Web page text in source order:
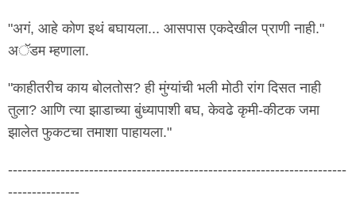
"अगं, आहे कोण इथं बघायला... आसपास एकदेखील प्राणी नाही."
अॅडम म्हणाला.
"काहीतरीच काय बोलतोस? ही मुंग्यांची भली मोठी रांग दिसत नाही
तुला? आणि त्या झाडाच्या बुंध्यापाशी बघ, केवढे कृमी-कीटक जमा
झालेत फुकटचा तमाशा पाहायला."
-----------------------------------------------------------------------
---------------